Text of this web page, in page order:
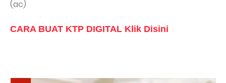
(ac)
CARA BUAT KTP DIGITAL Klik Disini